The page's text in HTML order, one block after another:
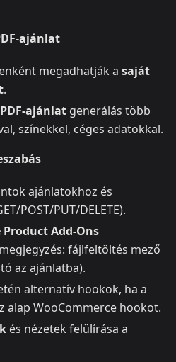
ajánlat
megadhatják a saját
.
PDF-ajánlat generálás több
színekkel, céges adatokkal.
ajánlatokhoz és
POST/PUT/DELETE).
Product Add-Ons
fájlfeltöltés mező
az ajánlatba).
alternatív hookok, ha a
alap WooCommerce hookot.
és nézetek felülírása a